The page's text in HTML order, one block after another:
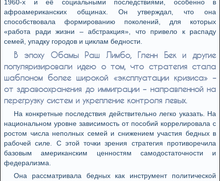
1960‑х и её социальными последствиями, особенно в
афроамериканских общинах. Он утверждал, что она
способствовала формированию поколений, для которых
«работа ради жизни – абстракция», что привело к распаду
семей, упадку городов и циклам бедности.
В эпоху Обамы Раш Лимбо, Гленн Бек и другие
популяризировали идею о том, что стратегия стала
шаблоном более широкой «эксплуатации кризиса» –
от здравоохранения до иммиграции – направленной на
перегрузку систем и укрепление контроля левых.
На конкретные последствия действительно легко указать. На
национальном уровне зависимость от пособий коррелировала с
ростом числа неполных семей и снижением участия бедных в
рабочей силе. С этой точки зрения стратегия противоречила
базовым американским ценностям самодостаточности и
федерализма.
Она рассматривала бедных как инструмент политической